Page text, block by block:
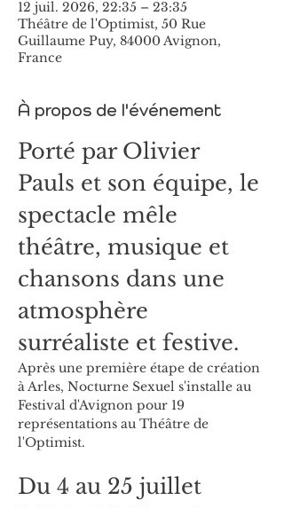
12 juil. 2026, 22:35 – 23:35
Théâtre de l'Optimist, 50 Rue
Guillaume Puy, 84000 Avignon,
France
À propos de l'événement
Porté par Olivier
Pauls et son équipe, le
spectacle mêle
théâtre, musique et
chansons dans une
atmosphère
surréaliste et festive.
Après une première étape de création
à Arles, Nocturne Sexuel s'installe au
Festival d'Avignon pour 19
représentations au Théâtre de
l'Optimist.
Du 4 au 25 juillet